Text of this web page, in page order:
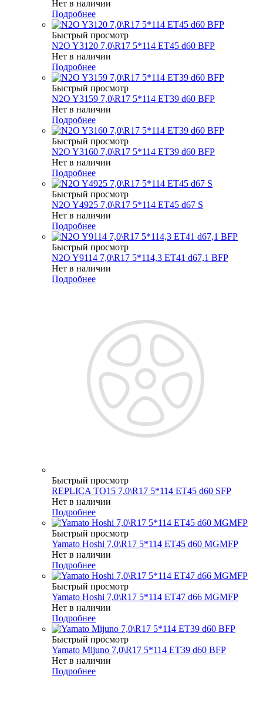
Нет в наличии
Подробнее
Быстрый просмотр
N2O Y3120 7,0\R17 5*114 ET45 d60 BFP
Нет в наличии
Подробнее
Быстрый просмотр
N2O Y3159 7,0\R17 5*114 ET39 d60 BFP
Нет в наличии
Подробнее
Быстрый просмотр
N2O Y3160 7,0\R17 5*114 ET39 d60 BFP
Нет в наличии
Подробнее
Быстрый просмотр
N2O Y4925 7,0\R17 5*114 ET45 d67 S
Нет в наличии
Подробнее
Быстрый просмотр
N2O Y9114 7,0\R17 5*114,3 ET41 d67,1 BFP
Нет в наличии
Подробнее
Быстрый просмотр
REPLICA TO15 7,0\R17 5*114 ET45 d60 SFP
Нет в наличии
Подробнее
Быстрый просмотр
Yamato Hoshi 7,0\R17 5*114 ET45 d60 MGMFP
Нет в наличии
Подробнее
Быстрый просмотр
Yamato Hoshi 7,0\R17 5*114 ET47 d66 MGMFP
Нет в наличии
Подробнее
Быстрый просмотр
Yamato Mijuno 7,0\R17 5*114 ET39 d60 BFP
Нет в наличии
Подробнее